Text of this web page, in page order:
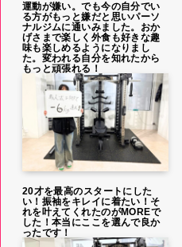
運動が嫌い。でも今の自分でい
る方がもっと嫌だと思いパーソ
ナルジムに通いみました。おか
げさまで楽しく外食も好きな趣
味も楽しめるようになりまし
た。変われる自分を知れたから
もっと頑張れる！
20才を最高のスタートにした
い！振袖をキレイに着たい！そ
れを叶えてくれたのがMOREで
した！本当にここを選んで良か
ったです！